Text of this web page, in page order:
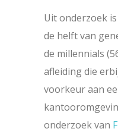
Uit onderzoek
de helft van
de millennials
afleiding die
voorkeur aan
onderzoek van